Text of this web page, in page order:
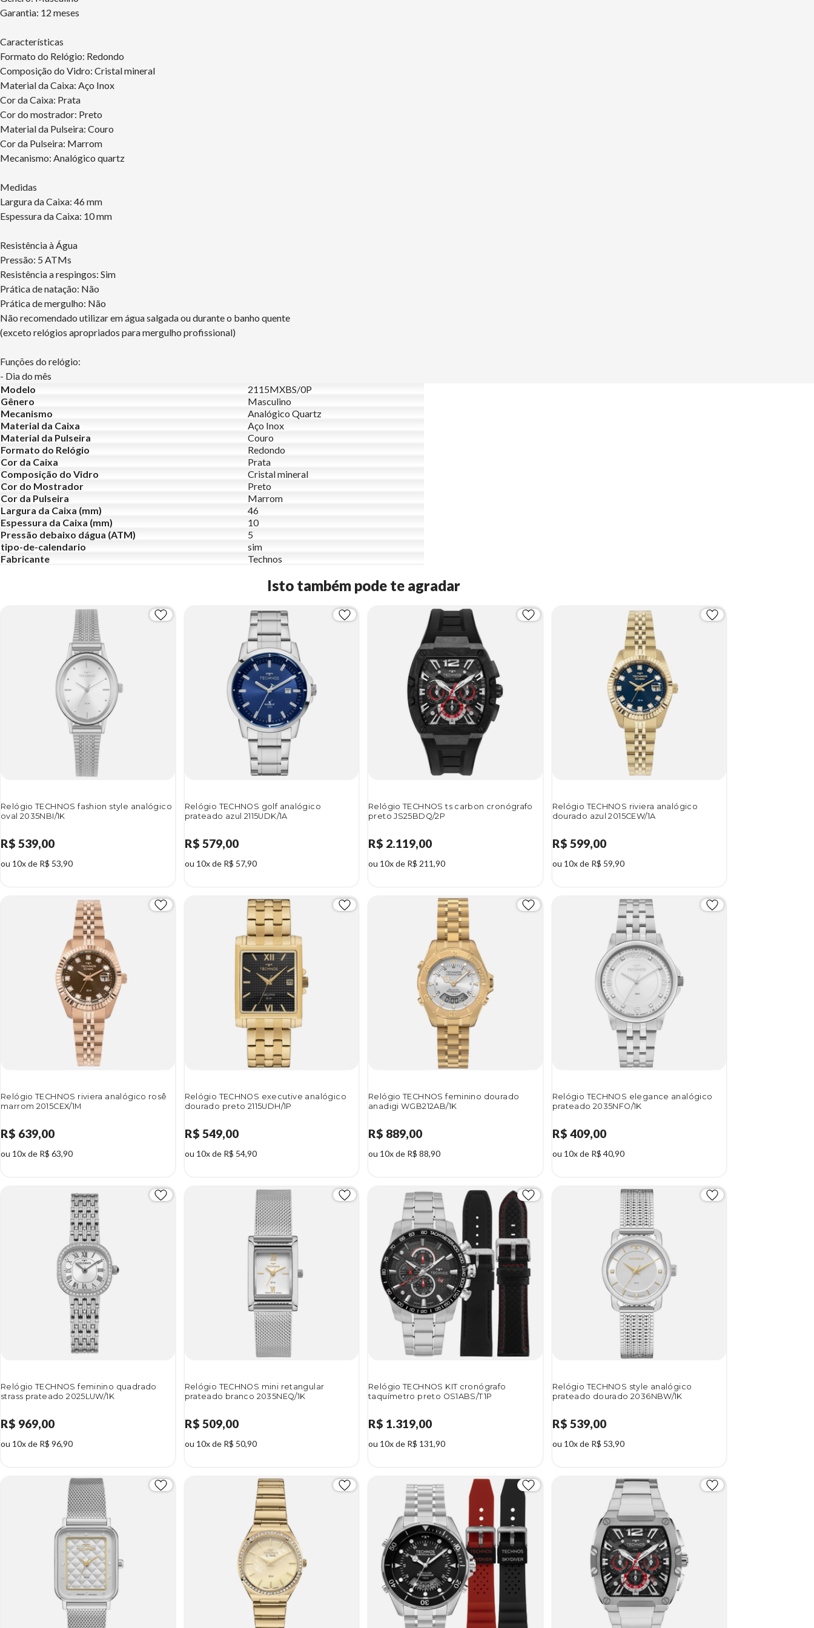
Garantia: 12 meses
Características
Formato do Relógio: Redondo
Composição do Vidro: Cristal mineral
Material da Caixa: Aço Inox
Cor da Caixa: Prata
Cor do mostrador: Preto
Material da Pulseira: Couro
Cor da Pulseira: Marrom
Mecanismo: Analógico quartz
Medidas
Largura da Caixa: 46 mm
Espessura da Caixa: 10 mm
Resistência à Água
Pressão: 5 ATMs
Resistência a respingos: Sim
Prática de natação: Não
Prática de mergulho: Não
Não recomendado utilizar em água salgada ou durante o banho quente
(exceto relógios apropriados para mergulho profissional)
Funções do relógio:
- Dia do mês
Modelo
2115MXBS/0P
Gênero
Masculino
Mecanismo
Analógico Quartz
Material da Caixa
Aço Inox
Material da Pulseira
Couro
Formato do Relógio
Redondo
Cor da Caixa
Prata
Composição do Vidro
Cristal mineral
Cor do Mostrador
Preto
Cor da Pulseira
Marrom
Largura da Caixa (mm)
46
Espessura da Caixa (mm)
10
Pressão debaixo dágua (ATM)
5
tipo-de-calendario
sim
Fabricante
Technos
Isto também pode te agradar
Relógio TECHNOS fashion style analógico
oval 2035NBI/1K
R$ 539,00
ou 10x de R$ 53,90
Relógio TECHNOS golf analógico
prateado azul 2115UDK/1A
R$ 579,00
ou 10x de R$ 57,90
Relógio TECHNOS ts carbon cronógrafo
preto JS25BDQ/2P
R$ 2.119,00
ou 10x de R$ 211,90
Relógio TECHNOS riviera analógico
dourado azul 2015CEW/1A
R$ 599,00
ou 10x de R$ 59,90
Relógio TECHNOS riviera analógico rosê
marrom 2015CEX/1M
R$ 639,00
ou 10x de R$ 63,90
Relógio TECHNOS executive analógico
dourado preto 2115UDH/1P
R$ 549,00
ou 10x de R$ 54,90
Relógio TECHNOS feminino dourado
anadigi WGB212AB/1K
R$ 889,00
ou 10x de R$ 88,90
Relógio TECHNOS elegance analógico
prateado 2035NFO/1K
R$ 409,00
ou 10x de R$ 40,90
Relógio TECHNOS feminino quadrado
strass prateado 2025LUW/1K
R$ 969,00
ou 10x de R$ 96,90
Relógio TECHNOS mini retangular
prateado branco 2035NEQ/1K
R$ 509,00
ou 10x de R$ 50,90
Relógio TECHNOS KIT cronógrafo
taquímetro preto OS1ABS/T1P
R$ 1.319,00
ou 10x de R$ 131,90
Relógio TECHNOS style analógico
prateado dourado 2036NBW/1K
R$ 539,00
ou 10x de R$ 53,90